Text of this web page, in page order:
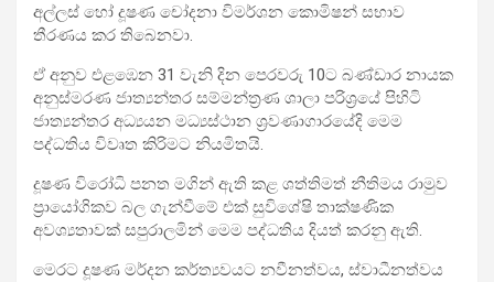
අල්ලස් හෝ දූෂණ චෝදනා විමර්ශන කොමිෂන් සභාව
තීරණය කර තිබෙනවා.
ඒ අනුව එළඹෙන 31 වැනි දින පෙරවරු 10ට බණ්ඩාර නායක
අනුස්මරණ ජාත්‍යන්තර සම්මන්ත්‍රණ ශාලා පරිශ‍්‍රයේ පිහිටි
ජාත්‍යන්තර අධ්‍යයන මධ්‍යස්ථාන ශ්‍රවණාගාරයේදි මෙම
පද්ධතිය විවෘත කිරිමට නියමිතයි.
දූෂණ විරෝධි පනත මගින් ඇති කළ ශත්තිමත් නීතිමය රාමුව
ප්‍රායෝගිකව බල ගැන්වීමේ එක් සුවිශේෂි තාක්ෂණික
අවශ්‍යතාවක් සපුරාලමින් මෙම පද්ධතිය දියත් කරනු ඇති.
මෙරට දූෂණ මර්දන කර්ත්‍යවයට නවීනත්වය, ස්වාධීනත්වය